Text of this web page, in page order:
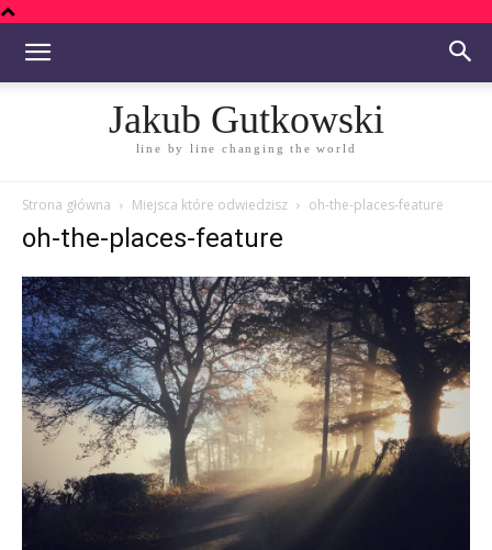
Jakub Gutkowski
line by line changing the world
Strona główna Miejsca które odwiedzisz oh-the-places-feature
oh-the-places-feature